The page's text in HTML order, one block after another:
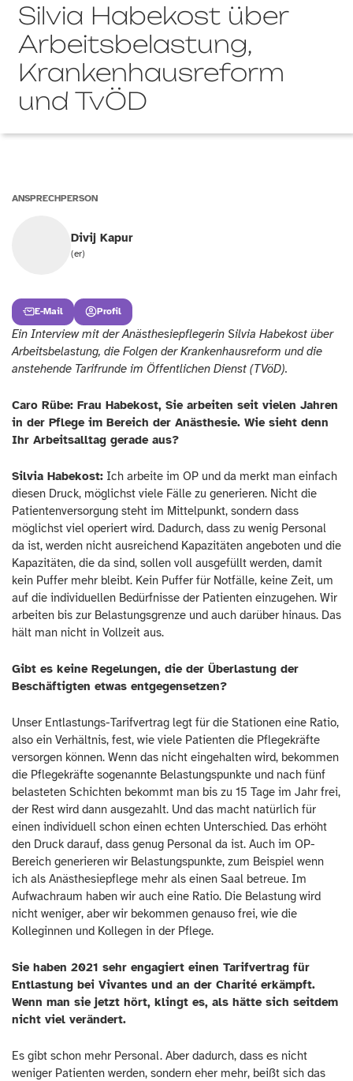
Silvia Habekost über
Arbeitsbelastung,
Krankenhausreform
und TvÖD
ANSPRECHPERSON
Divij Kapur
(er)
E-Mail Profil
Ein Interview mit der Anästhesiepflegerin Silvia Habekost über
Arbeitsbelastung, die Folgen der Krankenhausreform und die
anstehende Tarifrunde im Öffentlichen Dienst (TVöD).
Caro Rübe: Frau Habekost, Sie arbeiten seit vielen Jahren
in der Pflege im Bereich der Anästhesie. Wie sieht denn
Ihr Arbeitsalltag gerade aus?
Silvia Habekost: Ich arbeite im OP und da merkt man einfach
diesen Druck, möglichst viele Fälle zu generieren. Nicht die
Patientenversorgung steht im Mittelpunkt, sondern dass
möglichst viel operiert wird. Dadurch, dass zu wenig Personal
da ist, werden nicht ausreichend Kapazitäten angeboten und die
Kapazitäten, die da sind, sollen voll ausgefüllt werden, damit
kein Puffer mehr bleibt. Kein Puffer für Notfälle, keine Zeit, um
auf die individuellen Bedürfnisse der Patienten einzugehen. Wir
arbeiten bis zur Belastungsgrenze und auch darüber hinaus. Das
hält man nicht in Vollzeit aus.
Gibt es keine Regelungen, die der Überlastung der
Beschäftigten etwas entgegensetzen?
Unser Entlastungs-Tarifvertrag legt für die Stationen eine Ratio,
also ein Verhältnis, fest, wie viele Patienten die Pflegekräfte
versorgen können. Wenn das nicht eingehalten wird, bekommen
die Pflegekräfte sogenannte Belastungspunkte und nach fünf
belasteten Schichten bekommt man bis zu 15 Tage im Jahr frei,
der Rest wird dann ausgezahlt. Und das macht natürlich für
einen individuell schon einen echten Unterschied. Das erhöht
den Druck darauf, dass genug Personal da ist. Auch im OP-
Bereich generieren wir Belastungspunkte, zum Beispiel wenn
ich als Anästhesiepflege mehr als einen Saal betreue. Im
Aufwachraum haben wir auch eine Ratio. Die Belastung wird
nicht weniger, aber wir bekommen genauso frei, wie die
Kolleginnen und Kollegen in der Pflege.
Sie haben 2021 sehr engagiert einen Tarifvertrag für
Entlastung bei Vivantes und an der Charité erkämpft.
Wenn man sie jetzt hört, klingt es, als hätte sich seitdem
nicht viel verändert.
Es gibt schon mehr Personal. Aber dadurch, dass es nicht
weniger Patienten werden, sondern eher mehr, beißt sich das